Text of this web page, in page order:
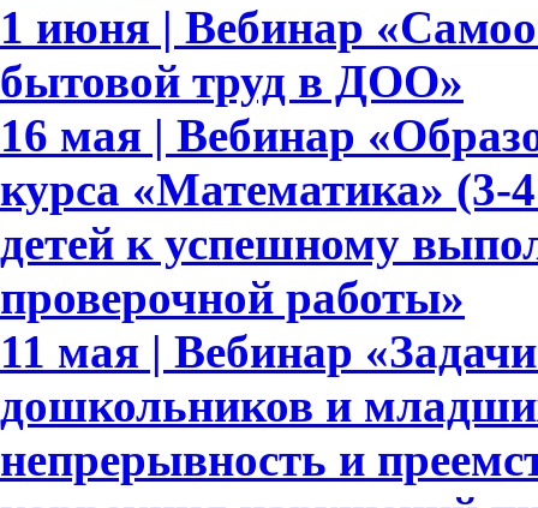
1 июня | Вебинар
бытовой труд в ДОО»
16 мая | Вебинар
курса «Математика» (3-
детей к успешному
проверочной работы»
11 мая | Вебинар
дошкольников и
непрерывность и